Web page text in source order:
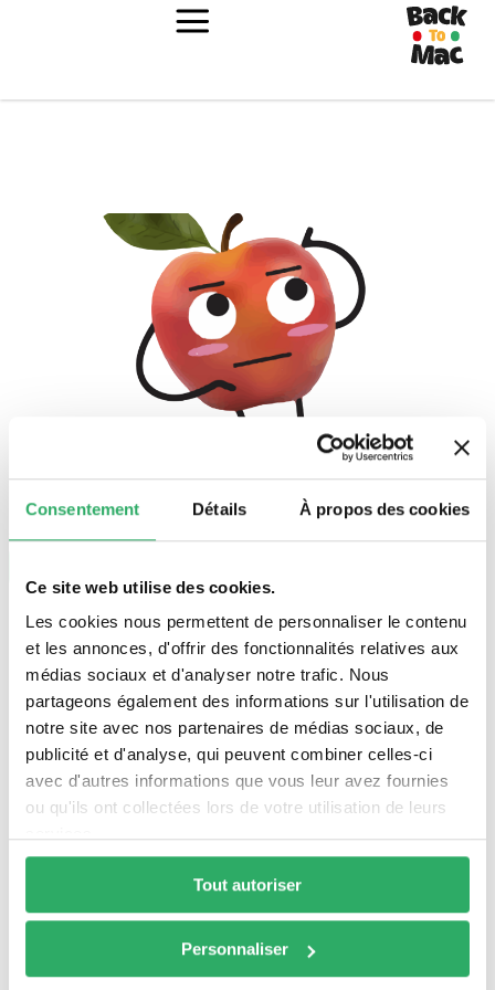
Consentement Détails À propos des cookies
Ce site web utilise des cookies.
Les cookies nous permettent de personnaliser le contenu
et les annonces, d'offrir des fonctionnalités relatives aux
médias sociaux et d'analyser notre trafic. Nous
partageons également des informations sur l'utilisation de
notre site avec nos partenaires de médias sociaux, de
publicité et d'analyse, qui peuvent combiner celles-ci
avec d'autres informations que vous leur avez fournies
ou qu'ils ont collectées lors de votre utilisation de leurs
Tout autoriser
Personnaliser
Oups ! Erreur 404 !
La page que vous recherchez
RECONDITIONNEMENT DE QUALITÉ
Vérifiés, testés et validés par nos soins
Retours pendant 30 jours
FAIT EN FRANCE
100% reconditionné en France
GARANTIE 12 MOIS
Garantie 12 mois
Consume different